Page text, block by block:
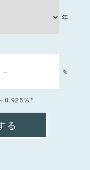
年
％
0.925％※